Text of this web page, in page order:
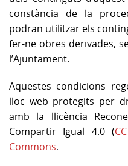
constància de la
podran utilitzar els
fer-ne obres derivades,
l’Ajuntament.
Aquestes condicions
lloc web protegits per
amb la llicència
Compartir Igual 4.0 (
Commons.